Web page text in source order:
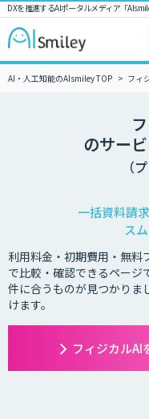
DXを推進するAIポータルメディア「
AI・人工知能のAIsmiley TOP フィ
のサー
（
一括資料請
ス
利用料金・初期費用・無料
で比較・確認できるページ
件に合うものが見つかりま
けます。
フィジカルAI